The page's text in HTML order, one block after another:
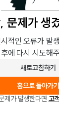
문제가 생
적인 오류가 발
에 다시 시도해
새로고침하기
홈으로 돌아가기
제가 발생한다면 고